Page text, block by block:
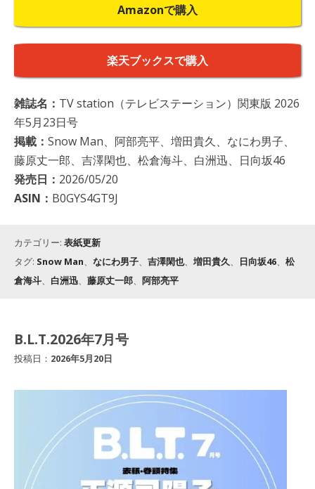
Amazonで購入
楽天ブックスで購入
雑誌名： TV station（テレビステーション）関東版 2026
年5月23日号
掲載： Snow Man、阿部亮平、増田貴久、なにわ男子、
藤原丈一郎、吉澤閑也、松倉海斗、白洲迅、日向坂46
発売日： 2026/05/20
ASIN： B0GYS4GT9J
カテゴリー: 表紙更新
タグ: Snow Man、 なにわ男子、 吉澤閑也、 増田貴久、 日向坂46、 松
倉海斗、 白洲迅、 藤原丈一郎、 阿部亮平
B.L.T.2026年7月号
投稿日： 2026年5月20日